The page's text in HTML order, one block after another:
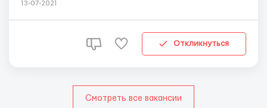
лет; по польской визе с командировочным листом А1,
одежды; сортировка товара; укомплектация заказа;
13-07-2021
Откликнуться
Смотреть все вакансии